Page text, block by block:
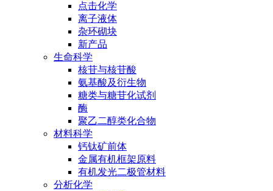
点击化学
离子液体
杂环砌块
新产品
生命科学
核苷与核苷酸
氨基酸及衍生物
糖类与糖苷化试剂
酶
聚乙二醇类化合物
材料科学
钙钛矿前体
金属有机框架原料
有机发光二极管材料
分析化学